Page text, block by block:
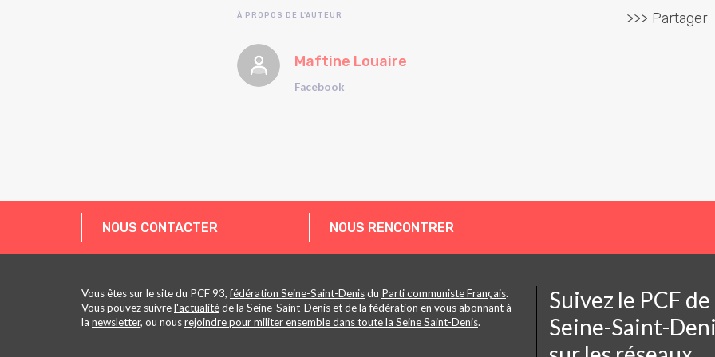
À PROPOS DE L'AUTEUR
Maftine Louaire
Facebook
>>> Partager
NOUS CONTACTER NOUS RENCONTRER
Vous êtes sur le site du PCF 93,fédération Seine-Saint-Denisdu Parti communiste Français.
Vous pouvez suivrel'actualitéde la Seine-Saint-Denis et de la fédération en vous abonnant à
la newsletter, ou nousrejoindre pour militer ensemble dans toute la Seine Saint-Denis.
Suivez le PCF de
Seine-Saint-